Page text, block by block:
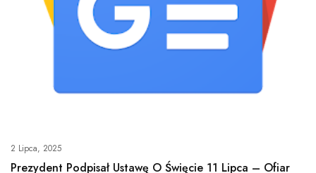
2 Lipca, 2025
Prezydent Podpisał Ustawę O Święcie 11 Lipca – Ofiar